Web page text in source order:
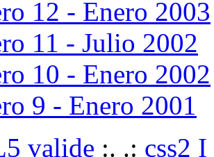
12 - Enero 2003
11 - Julio 2002
10 - Enero 2002
9 - Enero 2001
valide :. .: css2 I